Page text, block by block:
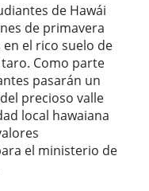
de Hawái
de primavera
el rico suelo de
Como parte
pasarán un
precioso valle
local hawaiana
el ministerio de